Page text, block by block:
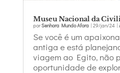
Museu Nacional da
porSenhora Mundo Afora| 29/jan/24|
Se você é um
antiga e está
viagem ao Egito, não
oportunidade de